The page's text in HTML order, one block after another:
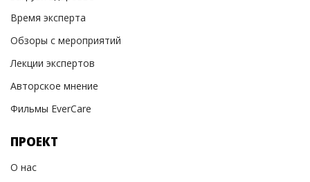
Время эксперта
Обзоры с мероприятий
Лекции экспертов
Авторское мнение
Фильмы EverCare
ПРОЕКТ
О нас